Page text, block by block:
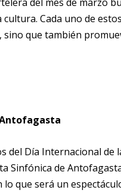
Cada uno de
que también
del Día Internacional de
Sinfónica de
lo que será un